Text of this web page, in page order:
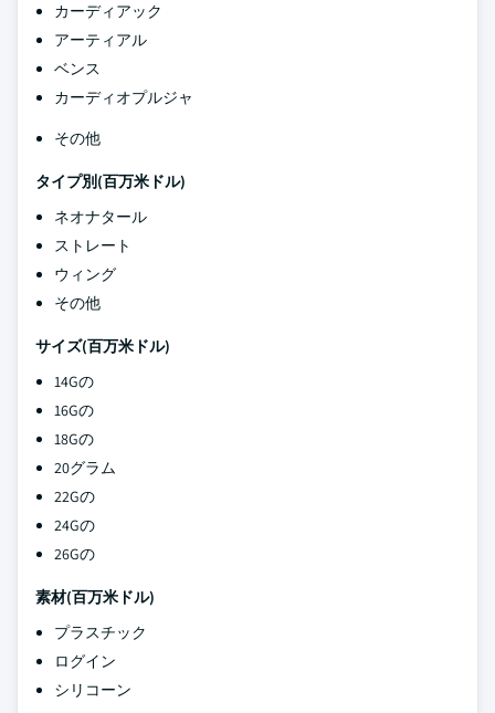
カーディアック
アーティアル
ベンス
カーディオプルジャ
その他
タイプ別(百万米ドル)
ネオナタール
ストレート
ウィング
その他
サイズ(百万米ドル)
14Gの
16Gの
18Gの
20グラム
22Gの
24Gの
26Gの
素材(百万米ドル)
プラスチック
ログイン
シリコーン